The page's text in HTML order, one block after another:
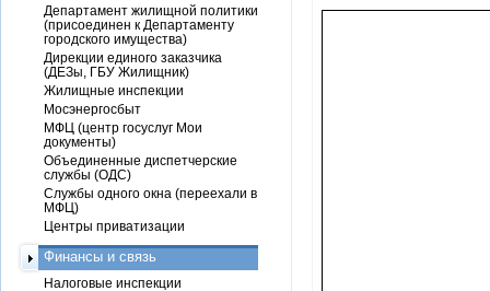
Департамент жилищной политики
(присоединен к Департаменту
городского имущества)
Дирекции единого заказчика
(ДЕЗы, ГБУ Жилищник)
Жилищные инспекции
Мосэнергосбыт
МФЦ (центр госуслуг Мои
документы)
Объединенные диспетчерские
службы (ОДС)
Службы одного окна (переехали в
МФЦ)
Центры приватизации
Финансы и связь
Налоговые инспекции